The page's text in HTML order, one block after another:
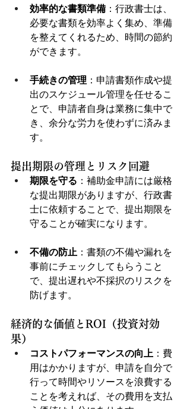
効率的な書類準備 ：行政書士は、
必要な書類を効率よく集め、準備
を整えてくれるため、時間の節約
ができます。
手続きの管理 ：申請書類作成や提
出のスケジュール管理を任せるこ
とで、申請者自身は業務に集中で
き、余分な労力を使わずに済みま
す。
提出期限の管理とリスク回避
期限を守る ：補助金申請には厳格
な提出期限がありますが、行政書
士に依頼することで、提出期限を
守ることが確実になります。
不備の防止 ：書類の不備や漏れを
事前にチェックしてもらうこと
で、提出遅れや不採択のリスクを
防げます。
経済的な価値とROI（投資対効
果）
コストパフォーマンスの向上 ：費
用はかかりますが、申請を自分で
行って時間やリソースを浪費する
ことを考えれば、その費用を支払